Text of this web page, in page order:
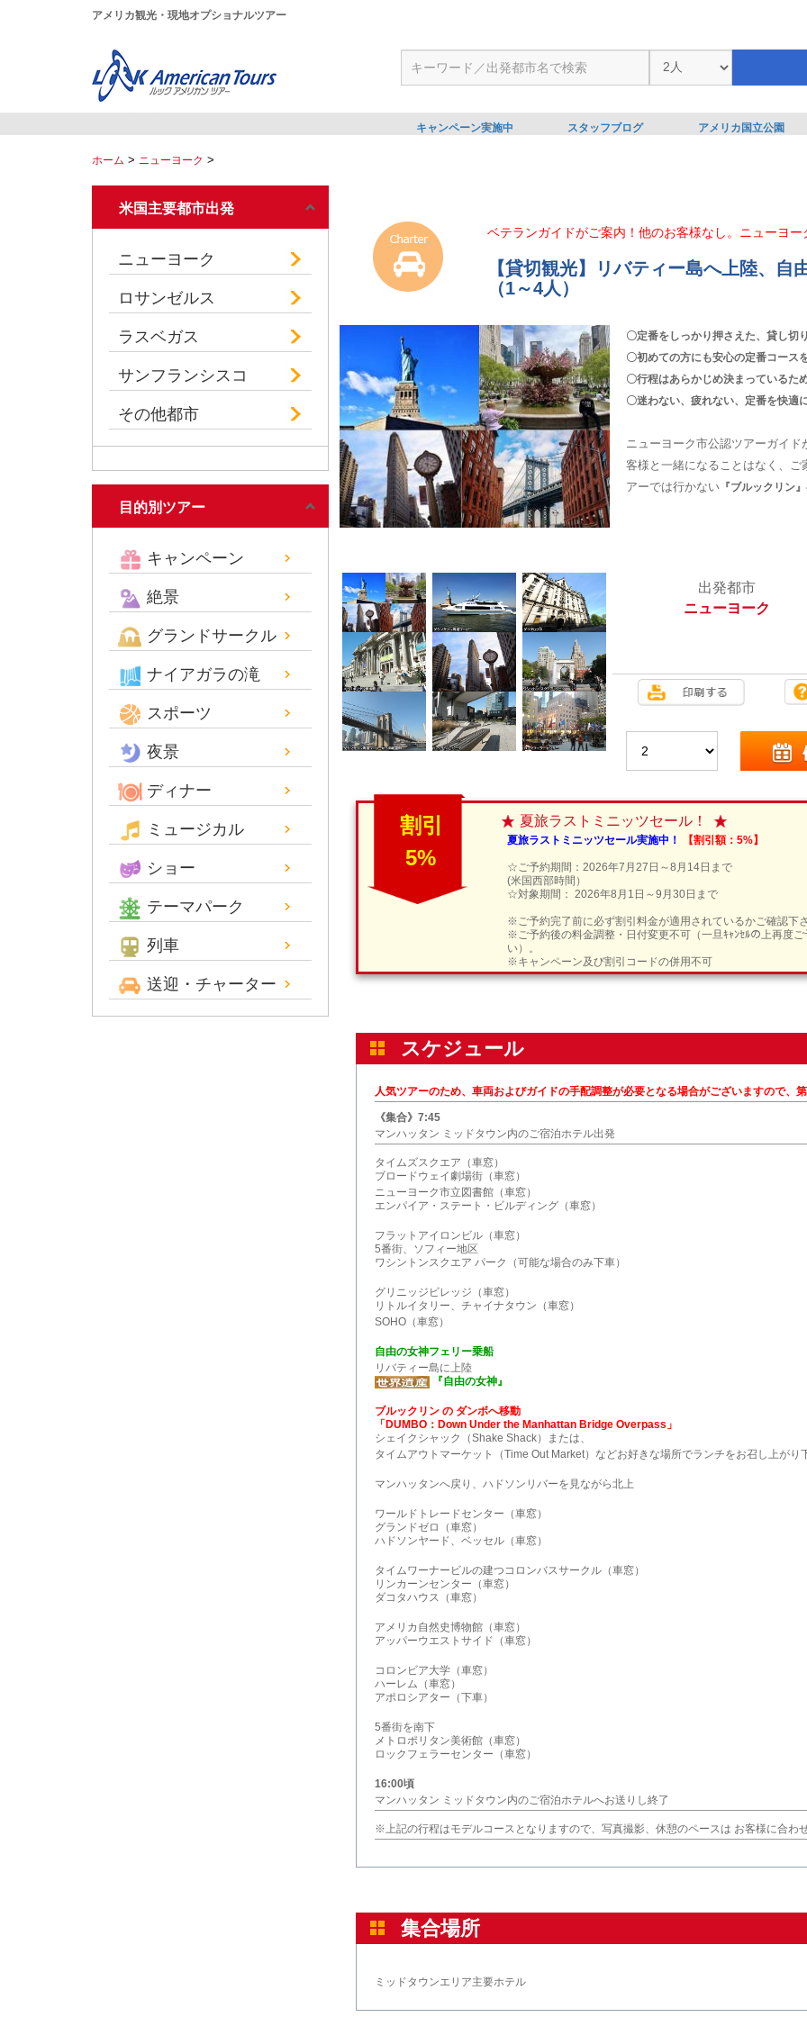
アメリカ観光・現地オプショナルツアー
キャンペーン実施中 スタッフブログ アメリカ国立公園
ホーム > ニューヨーク >
米国主要都市出発
ニューヨーク
ロサンゼルス
ラスベガス
サンフランシスコ
その他都市
目的別ツアー
キャンペーン
絶景
グランドサークル
ナイアガラの滝
スポーツ
夜景
ディナー
ミュージカル
ショー
テーマパーク
列車
送迎・チャーター
ベテランガイドがご案内！他のお客様なし。ニューヨ
【貸切観光】リバティー島へ上陸、
（1～4人）
〇定番をしっかり押さえた、貸し切
〇初めての方にも安心の定番コース
〇行程はあらかじめ決まっているた
〇迷わない、疲れない、定番を快適
ニューヨーク市公認ツアーガイ
客様と一緒になることはなく、
アーでは行かない『ブルックリン』
出発都市
ニューヨーク
割引
5%
夏旅ラストミニッツセール！
夏旅ラストミニッツセール実施中！ 【割引額：5%】
☆ご予約期間：2026年7月27日～8月14日まで
(米国西部時間）
☆対象期間： 2026年8月1日～9月30日まで
※ご予約完了前に必ず割引料金が適用されているかご確認下
※ご予約後の料金調整・日付変更不可（一旦ｷｬﾝｾﾙの上再度ご
い）。
※キャンペーン及び割引コードの併用不可
スケジュール
人気ツアーのため、車両およびガイドの手配調整が必要となる場合がございますので、
《集合》7:45
マンハッタン ミッドタウン内のご宿泊ホテル出発
タイムズスクエア（車窓）
ブロードウェイ劇場街（車窓）
ニューヨーク市立図書館（車窓）
エンパイア・ステート・ビルディング（車窓）
フラットアイロンビル（車窓）
5番街、ソフィー地区
ワシントンスクエア パーク（可能な場合のみ下車）
グリニッジビレッジ（車窓）
リトルイタリー、チャイナタウン（車窓）
SOHO（車窓）
自由の女神フェリー乗船
リバティー島に上陸
『自由の女神』
ブルックリン の ダンボへ移動
「DUMBO：Down Under the Manhattan Bridge Overpass」
シェイクシャック（Shake Shack）または、
タイムアウトマーケット（Time Out Market）などお好きな場所でランチをお召し上がり
マンハッタンへ戻り、ハドソンリバーを見ながら北上
ワールドトレードセンター（車窓）
グランドゼロ（車窓）
ハドソンヤード、ベッセル（車窓）
タイムワーナービルの建つコロンバスサークル（車窓）
リンカーンセンター（車窓）
ダコタハウス（車窓）
アメリカ自然史博物館（車窓）
アッパーウエストサイド（車窓）
コロンビア大学（車窓）
ハーレム（車窓）
アポロシアター（下車）
5番街を南下
メトロポリタン美術館（車窓）
ロックフェラーセンター（車窓）
16:00頃
マンハッタン ミッドタウン内のご宿泊ホテルへお送りし終了
※上記の行程はモデルコースとなりますので、写真撮影、休憩のペースは お客様に合わ
集合場所
ミッドタウンエリア主要ホテル